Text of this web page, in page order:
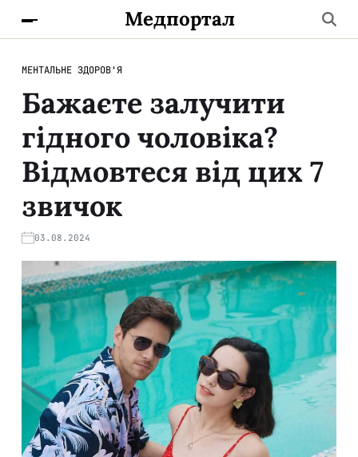
Медпортал
МЕНТАЛЬНЕ ЗДОРОВ'Я
Бажаєте залучити
гідного чоловіка?
Відмовтеся від цих 7
звичок
03.08.2024